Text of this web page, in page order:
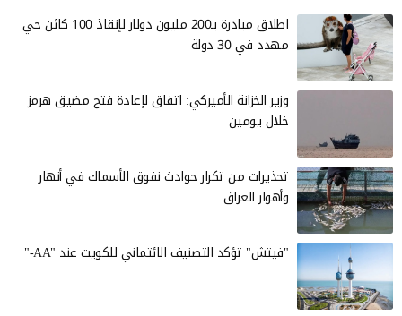
اطلاق مبادرة بـ200 مليون دولار لإنقاذ 100 كائن حي
مهدد في 30 دولة
وزير الخزانة الأميركي: اتفاق لإعادة فتح مضيق هرمز
خلال يومين
تحذيرات من تكرار حوادث نفوق الأسماك في أنهار
وأهوار العراق
"فيتش" تؤكد التصنيف الائتماني للكويت عند "AA-"